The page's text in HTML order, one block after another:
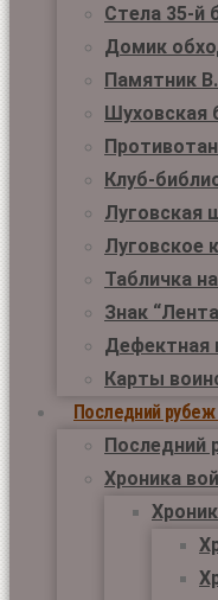
Стела 35-й
Домик
Памятник
Шуховская
Клуб-
Луговская
Луговское
Табличка
Знак
Дефектная
Карты
Последний рубеж
Последний
Хроника